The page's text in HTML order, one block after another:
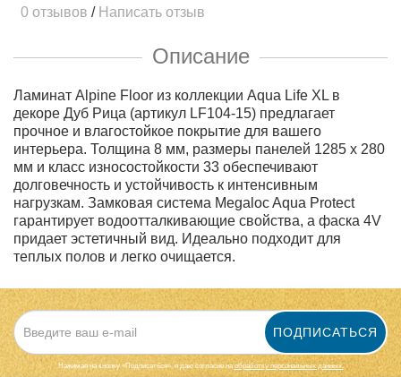
0 отзывов / Написать отзыв
Описание
Ламинат Alpine Floor из коллекции Aqua Life XL в
декоре Дуб Рица (артикул LF104-15) предлагает
прочное и влагостойкое покрытие для вашего
интерьера. Толщина 8 мм, размеры панелей 1285 х 280
мм и класс износостойкости 33 обеспечивают
долговечность и устойчивость к интенсивным
нагрузкам. Замковая система Megaloc Aqua Protect
гарантирует водоотталкивающие свойства, а фаска 4V
придает эстетичный вид. Идеально подходит для
теплых полов и легко очищается.
ПОДПИСАТЬСЯ
Нажимая на кнопку «Подписаться», я даю cогласие на обработку персональных данных.